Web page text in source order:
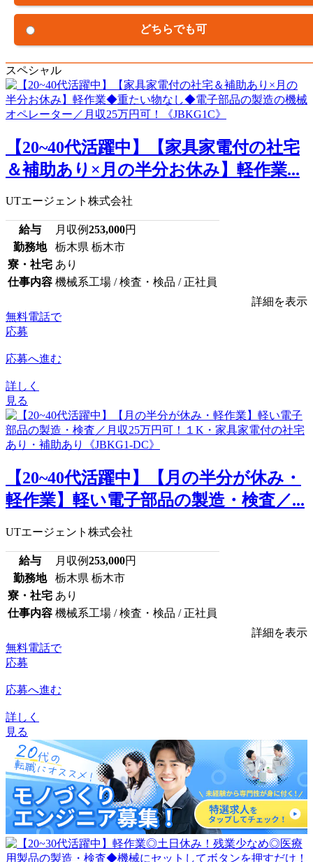
どちらでも可
スペシャル
【20~40代活躍中】【家具家電付の社宅
＆補助あり×月の半分お休み】軽作業...
UTエージェント株式会社
給与 月収例253,000円
勤務地
栃木県 栃木市
寮・社宅 あり
仕事内容 機械系工場 / 検査・検品 / 正社員
詳細を表示
無料電話で
応募
応募へ進む
詳しく
見る
【20~40代活躍中】【月の半分が休み・
軽作業】軽い電子部品の製造・検査／...
UTエージェント株式会社
給与 月収例253,000円
勤務地
栃木県 栃木市
寮・社宅 あり
仕事内容 機械系工場 / 検査・検品 / 正社員
詳細を表示
無料電話で
応募
応募へ進む
詳しく
見る